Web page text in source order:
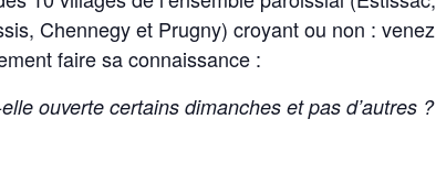
Chennegy et Prugny) croyant ou non :
faire sa connaissance :
ouverte certains dimanches et pas d’autres ?